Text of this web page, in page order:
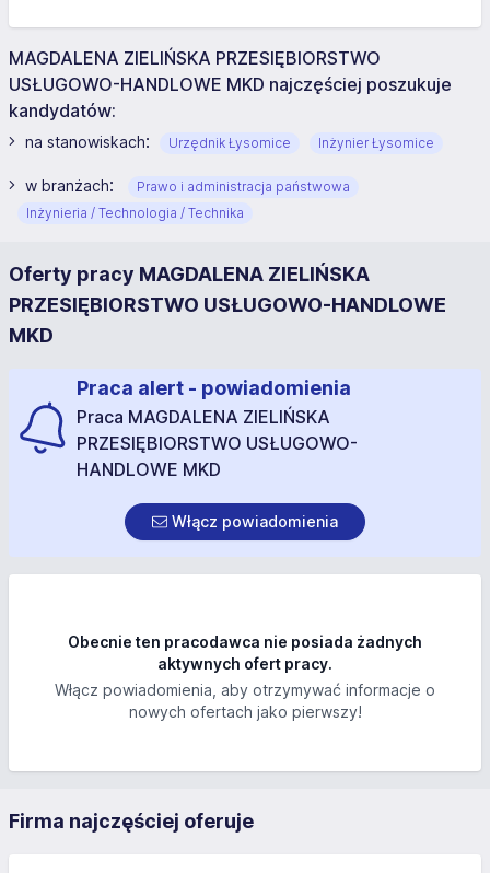
MAGDALENA ZIELIŃSKA PRZESIĘBIORSTWO
USŁUGOWO-HANDLOWE MKD najczęściej poszukuje
kandydatów:
na stanowiskach: Urzędnik Łysomice Inżynier Łysomice
w branżach:
Prawo i administracja państwowa
Inżynieria / Technologia / Technika
Oferty pracy MAGDALENA ZIELIŃSKA
PRZESIĘBIORSTWO USŁUGOWO-HANDLOWE
MKD
Praca alert - powiadomienia
Praca MAGDALENA ZIELIŃSKA
PRZESIĘBIORSTWO USŁUGOWO-
HANDLOWE MKD
Włącz powiadomienia
Obecnie ten pracodawca nie posiada żadnych
aktywnych ofert pracy.
Włącz powiadomienia, aby otrzymywać informacje o
nowych ofertach jako pierwszy!
Firma najczęściej oferuje